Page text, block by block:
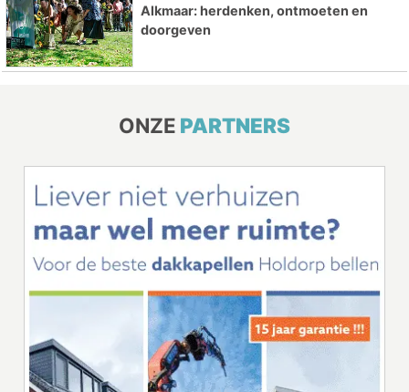
Alkmaar: herdenken, ontmoeten en
doorgeven
ONZE PARTNERS